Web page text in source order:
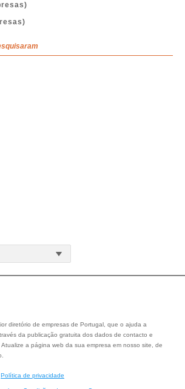
diretório de empresas de Portugal, que o ajuda a
da publicação gratuita dos dados de contacto e
a página web da sua empresa em nosso site, de
Política de privacidade